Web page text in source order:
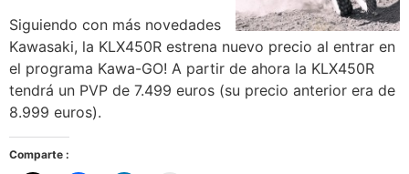
Siguiendo con más novedades
Kawasaki, la KLX450R estrena nuevo precio al entrar en
el programa Kawa-GO! A partir de ahora la KLX450R
tendrá un PVP de 7.499 euros (su precio anterior era de
8.999 euros).
Comparte :